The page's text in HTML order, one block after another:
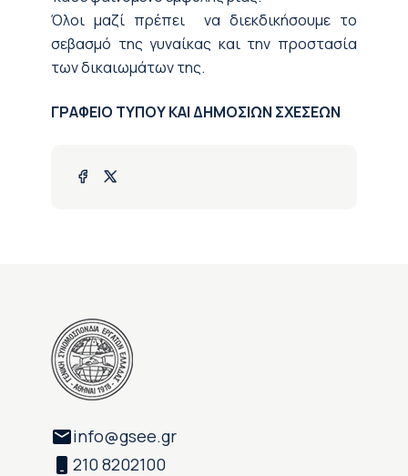
Όλοι μαζί πρέπει να διεκδικήσουμε το
σεβασμό της γυναίκας και την προστασία
των δικαιωμάτων της.
ΓΡΑΦΕΙΟ ΤΥΠΟΥ ΚΑΙ ΔΗΜΟΣΙΩΝ ΣΧΕΣΕΩΝ
info@gsee.gr
210 8202100